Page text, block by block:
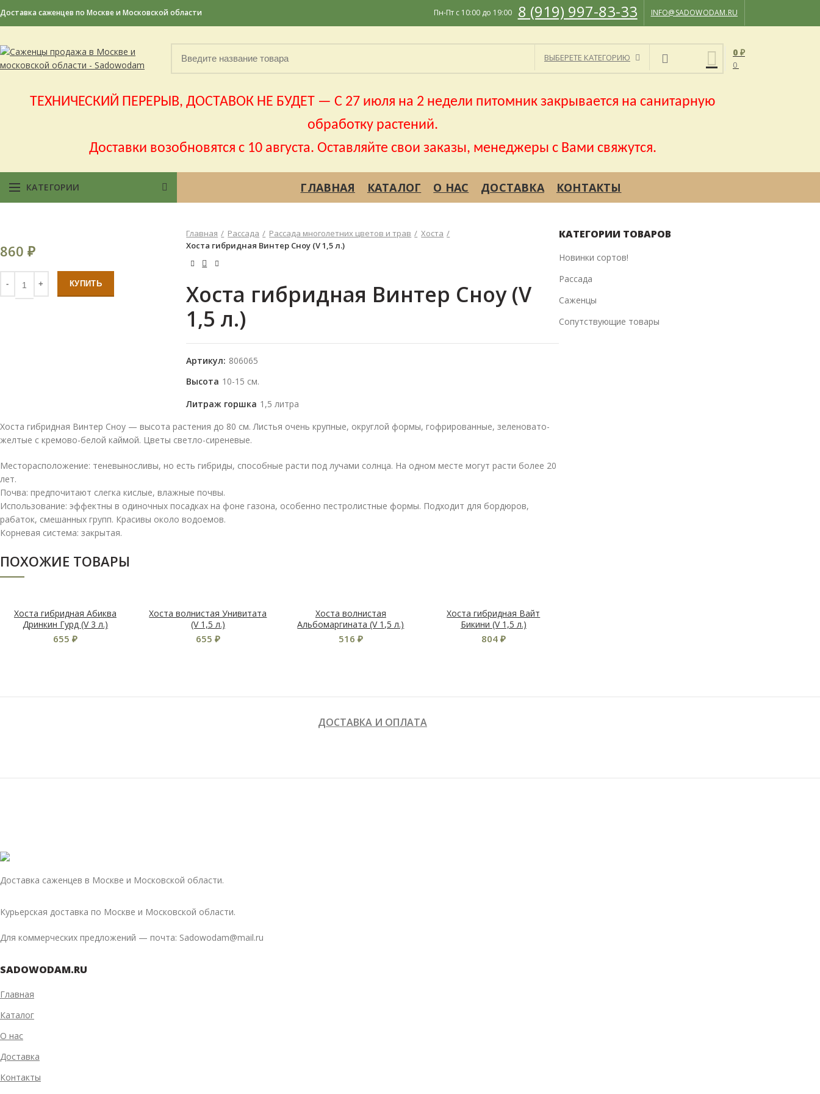
Доставка саженцев по Москве и Московской области Пн-Пт с 10:00 до 19:00 8 (919) 997-83-33 INFO@SADOWODAM.RU
ВЫБЕРЕТЕ КАТЕГОРИЮ
0
0 ₽
ТЕХНИЧЕСКИЙ ПЕРЕРЫВ, ДОСТАВОК НЕ БУДЕТ — С 27 июля на 2 недели питомник закрывается на санитарную
обработку растений.
Доставки возобновятся с 10 августа. Оставляйте свои заказы, менеджеры с Вами свяжутся.
КАТЕГОРИИ ГЛАВНАЯ КАТАЛОГ О НАС ДОСТАВКА КОНТАКТЫ
860 ₽
КУПИТЬ
Главная Рассада Рассада многолетних цветов и трав
Хоста
Хоста гибридная Винтер Сноу (V 1,5 л.)
Хоста гибридная Винтер Сноу (V
1,5 л.)
Артикул: 806065
Высота 10-15 см.
Литраж горшка 1,5 литра
Хоста гибридная Винтер Сноу — высота растения до 80 см. Листья очень крупные, округлой формы, гофрированные, зеленовато-
желтые с кремово-белой каймой. Цветы светло-сиреневые.
Месторасположение: теневыносливы, но есть гибриды, способные расти под лучами солнца. На одном месте могут расти более 20
лет.
Почва: предпочитают слегка кислые, влажные почвы.
Использование: эффектны в одиночных посадках на фоне газона, особенно пестролистные формы. Подходит для бордюров,
рабаток, смешанных групп. Красивы около водоемов.
Корневая система: закрытая.
ПОХОЖИЕ ТОВАРЫ
Хоста гибридная Абиква
Дринкин Гурд (V 3 л.)
655 ₽
Хоста волнистая Унивитата
(V 1,5 л.)
655 ₽
Хоста волнистая
Альбомаргината (V 1,5 л.)
516 ₽
Хоста гибридная Вайт
Бикини (V 1,5 л.)
804 ₽
КАТЕГОРИИ ТОВАРОВ
Новинки сортов!
Рассада
Саженцы
Сопутствующие товары
ДОСТАВКА И ОПЛАТА
Доставка саженцев в Москве и Московской области.
Курьерская доставка по Москве и Московской области.
Для коммерческих предложений — почта: Sadowodam@mail.ru
SADOWODAM.RU
Главная
Каталог
О нас
Доставка
Контакты